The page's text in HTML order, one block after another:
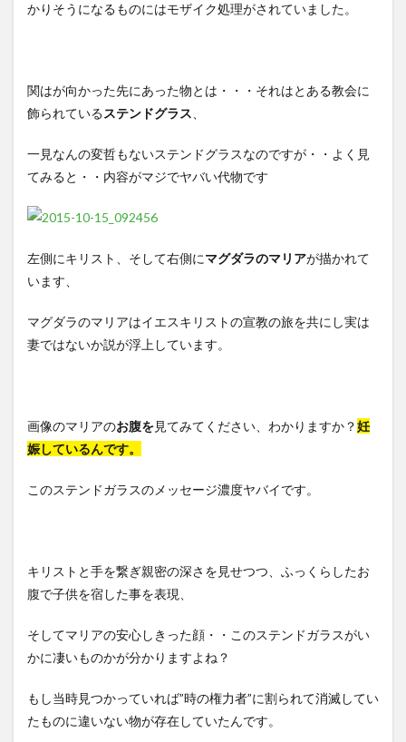
かりそうになるものにはモザイク処理がされていました。
関はが向かった先にあった物とは・・・それはとある教会に
飾られているステンドグラス
一見なんの変哲もないステンドグラスなのですが・・よく見
てみると・・内容がマジでヤバい代物です
左側にキリスト、そして右側にマグダラのマリアが描かれて
います、
マグダラのマリアはイエスキリストの宣教の旅を共にし実は
妻ではないか説が浮上しています。
画像のマリアのお腹を見てみてください、わかりますか？妊
娠しているんです。
このステンドガラスのメッセージ濃度ヤバイです。
キリストと手を繋ぎ親密の深さを見せつつ、ふっくらしたお
腹で子供を宿した事を表現、
そしてマリアの安心しきった顔・・このステンドガラスがい
かに凄いものかが分かりますよね？
もし当時見つかっていれば”時の権力者”に割られて消滅してい
たものに違いない物が存在していたんです。